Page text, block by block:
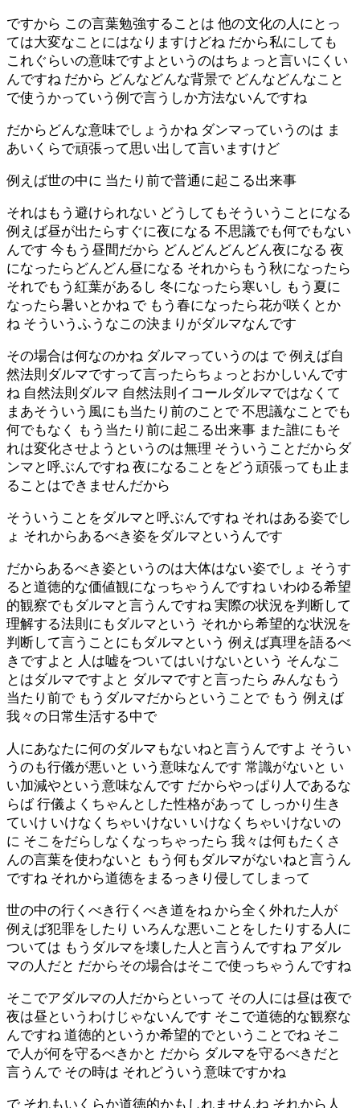
ですから この言葉勉強することは 他の文化の人にとっ
ては大変なことにはなりますけどね だから私にしても
これぐらいの意味ですよというのはちょっと言いにくい
んですね だから どんなどんな背景で どんなどんなこと
で使うかっていう例で言うしか方法ないんですね
だからどんな意味でしょうかね ダンマっていうのは ま
あいくらで頑張って思い出して言いますけど
例えば世の中に 当たり前で普通に起こる出来事
それはもう避けられない どうしてもそういうことになる
例えば昼が出たらすぐに夜になる 不思議でも何でもない
んです 今もう昼間だから どんどんどんどん夜になる 夜
になったらどんどん昼になる それからもう秋になったら
それでもう紅葉があるし 冬になったら寒いし もう夏に
なったら暑いとかね で もう春になったら花が咲くとか
ね そういうふうなこの決まりがダルマなんです
その場合は何なのかね ダルマっていうのは で 例えば自
然法則ダルマですって言ったらちょっとおかしいんです
ね 自然法則ダルマ 自然法則イコールダルマではなくて
まあそういう風にも当たり前のことで 不思議なことでも
何でもなく もう当たり前に起こる出来事 また誰にもそ
れは変化させようというのは無理 そういうことだからダ
ンマと呼ぶんですね 夜になることをどう頑張っても止ま
ることはできませんだから
そういうことをダルマと呼ぶんですね それはある姿でし
ょ それからあるべき姿をダルマというんです
だからあるべき姿というのは大体はない姿でしょ そうす
ると道徳的な価値観になっちゃうんですね いわゆる希望
的観察でもダルマと言うんですね 実際の状況を判断して
理解する法則にもダルマという それから希望的な状況を
判断して言うことにもダルマという 例えば真理を語るべ
きですよと 人は嘘をついてはいけないという そんなこ
とはダルマですよと ダルマですと言ったら みんなもう
当たり前で もうダルマだからということで もう 例えば
我々の日常生活する中で
人にあなたに何のダルマもないねと言うんですよ そうい
うのも行儀が悪いと いう意味なんです 常識がないと い
い加減やという意味なんです だからやっぱり人であるな
らば 行儀よくちゃんとした性格があって しっかり生き
ていけ いけなくちゃいけない いけなくちゃいけないの
に そこをだらしなくなっちゃったら 我々は何もたくさ
んの言葉を使わないと もう何もダルマがないねと言うん
ですね それから道徳をまるっきり侵してしまって
世の中の行くべき行くべき道をね から全く外れた人が
例えば犯罪をしたり いろんな悪いことをしたりする人に
ついては もうダルマを壊した人と言うんですね アダル
マの人だと だからその場合はそこで使っちゃうんですね
そこでアダルマの人だからといって その人には昼は夜で
夜は昼というわけじゃないんです そこで道徳的な観察な
んですね 道徳的というか希望的でということでね そこ
で人が何を守るべきかと だから ダルマを守るべきだと
言うんで その時は それどういう意味ですかね
で それもいくらか道徳的かもしれませんね それから人